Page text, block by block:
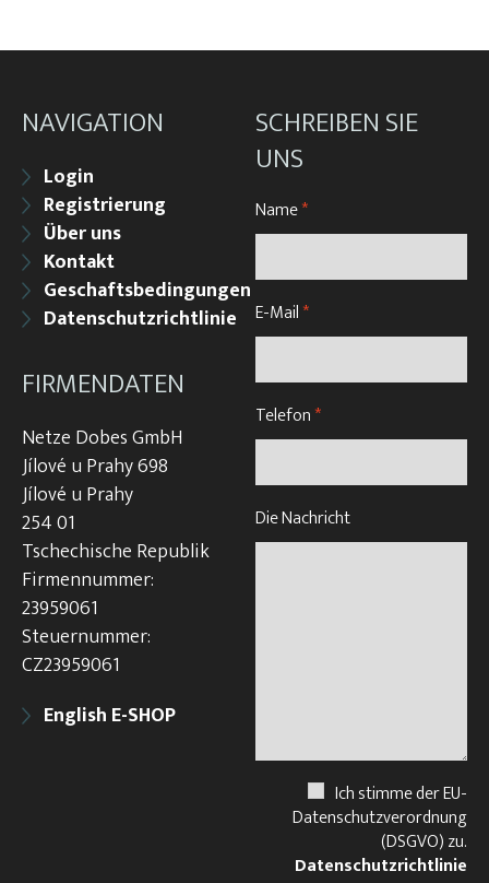
NAVIGATION
Login
Registrierung
Über uns
Kontakt
Geschaftsbedingungen
Datenschutzrichtlinie
FIRMENDATEN
Netze Dobes GmbH
Jílové u Prahy 698
Jílové u Prahy
254 01
Tschechische Republik
Firmennummer:
23959061
Steuernummer:
CZ23959061
English E-SHOP
SCHREIBEN SIE
UNS
Name*
E-Mail*
Telefon*
Die Nachricht
Ich stimme der EU-
Datenschutzverordnung
(DSGVO) zu.
Datenschutzrichtlinie